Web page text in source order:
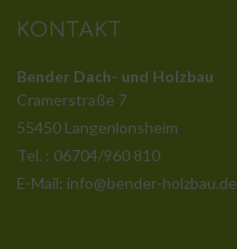
KONTAKT
Bender Dach- und Holzbau
Cramerstraße 7
55450 Langenlonsheim
Tel. : 06704/960 810
E-Mail: info@bender-holzbau.de